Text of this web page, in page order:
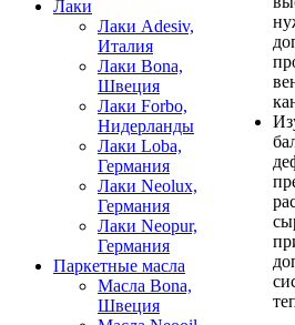
Лаки
Лаки Adesiv,
Италия
Лаки Bona,
Швеция
Лаки Forbo,
Нидерланды
Лаки Loba,
Германия
Лаки Neolux,
Германия
Лаки Neopur,
Германия
Паркетные масла
Масла Bona,
Швеция